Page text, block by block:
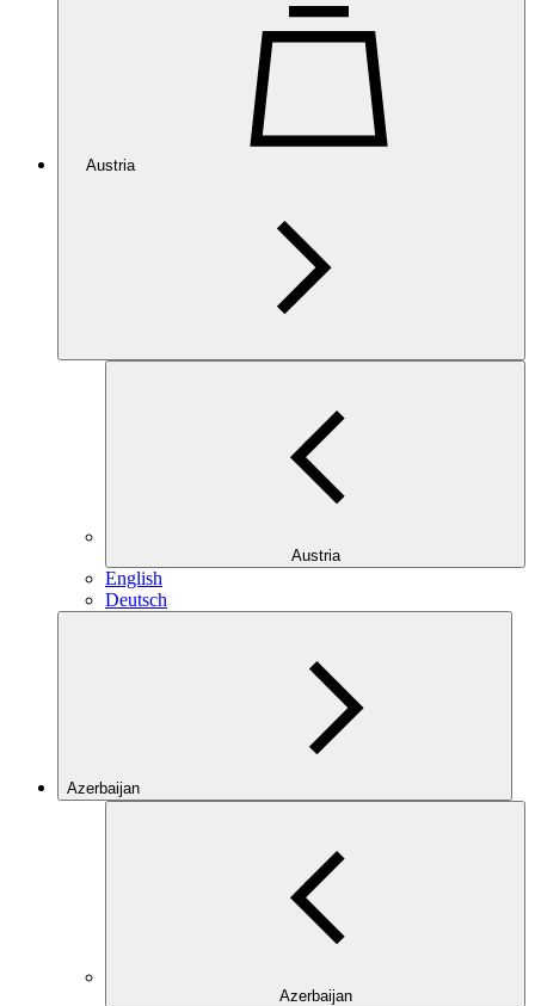
Austria
Austria
English
Deutsch
Azerbaijan
Azerbaijan